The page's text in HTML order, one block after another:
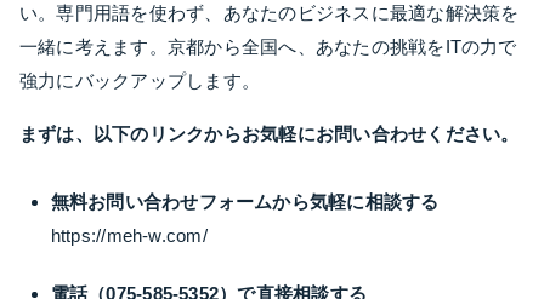
い。専門用語を使わず、あなたのビジネスに最適な解決策を
一緒に考えます。京都から全国へ、あなたの挑戦をITの力で
強力にバックアップします。
まずは、以下のリンクからお気軽にお問い合わせください。
無料お問い合わせフォームから気軽に相談する
https://meh-w.com/
電話（075-585-5352）で直接相談する